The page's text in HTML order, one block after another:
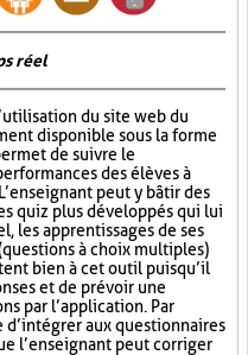
réel
du site web du
disponible sous la forme
de suivre le
des élèves à
peut y bâtir des
quiz plus développés qui lui
les apprentissages de ses
à choix multiples)
bien à cet outil puisqu’il
et de prévoir une
par l’application. Par
aux questionnaires
l’enseignant peut corriger